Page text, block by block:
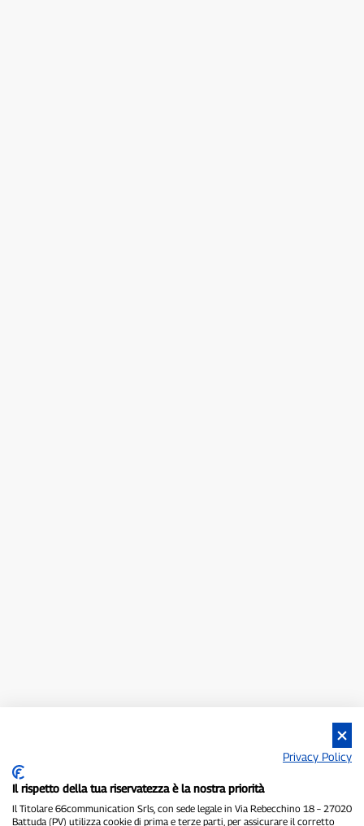
Privacy Policy
Il rispetto della tua riservatezza è la nostra priorità
Il Titolare 66communication Srls, con sede legale in Via Rebecchino 18 – 27020
Battuda (PV) utilizza cookie di prima e terze parti, per assicurare il corretto